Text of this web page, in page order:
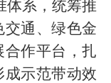
体系，统筹推
通、绿色金
作平台，扎
示范带动效